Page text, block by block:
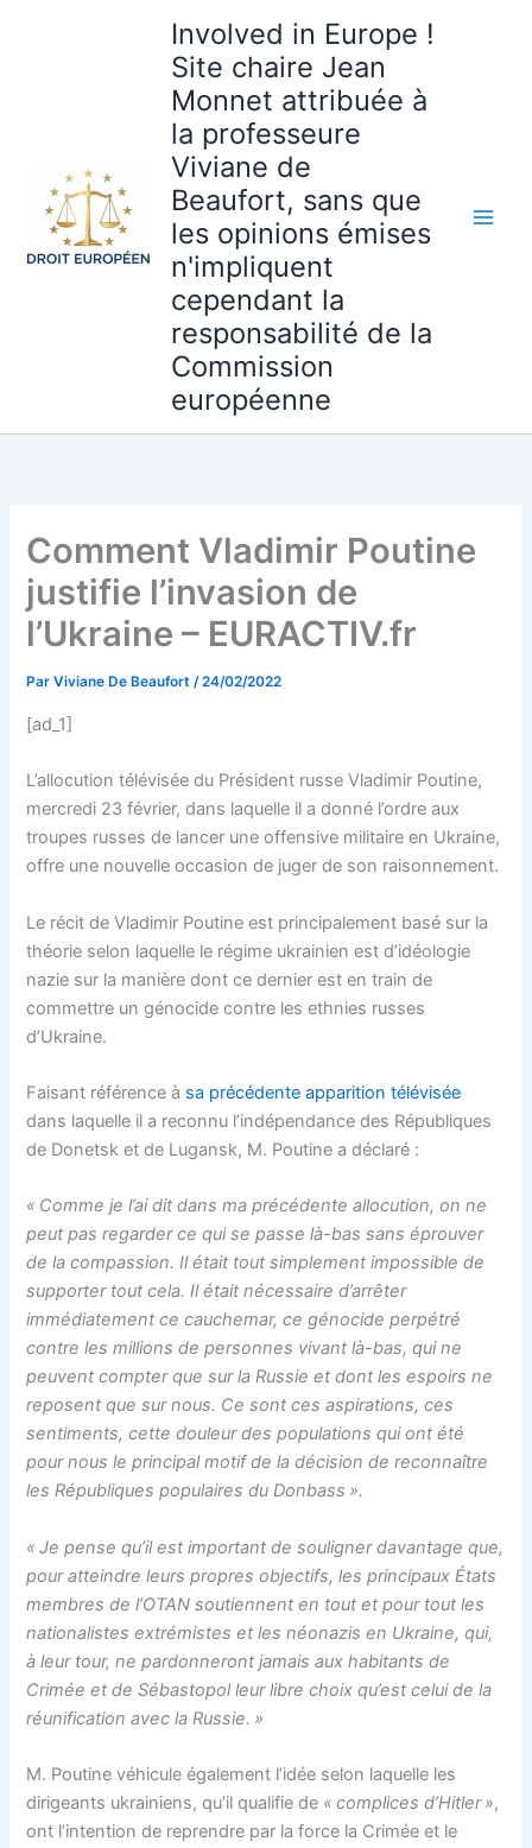
Involved in Europe !
Site chaire Jean
Monnet attribuée à
la professeure
Viviane de
Beaufort, sans que
les opinions émises
n'impliquent
cependant la
responsabilité de la
Commission
européenne
Comment Vladimir Poutine
justifie l’invasion de
l’Ukraine – EURACTIV.fr
ParViviane De Beaufort/24/02/2022
[ad_1]
L’allocution télévisée du Président russe Vladimir Poutine,
mercredi 23 février, dans laquelle il a donné l’ordre aux
troupes russes de lancer une offensive militaire en Ukraine,
offre une nouvelle occasion de juger de son raisonnement.
Le récit de Vladimir Poutine est principalement basé sur la
théorie selon laquelle le régime ukrainien estd’idéologie
nazie sur la manière dont ce dernier est en train de
commettre un génocide contre les ethnies russes
d’Ukraine.
Faisant référence à sa précédente apparition télévisée
dans laquelle il a reconnu l’indépendance des Républiques
de Donetsk et de Lugansk, M. Poutine a déclaré :
« Comme je l’ai dit dans ma précédente allocution, on ne
peut pas regarder ce qui se passe là-bas sans éprouver
de la compassion. Il était tout simplement impossible de
supporter tout cela. Il était nécessaire d’arrêter
immédiatement ce cauchemar, ce génocide perpétré
contre les millions de personnes vivant là-bas, qui ne
peuvent compter que sur la Russie et dont les espoirs ne
reposent que sur nous. Ce sont ces aspirations, ces
sentiments, cette douleur des populations qui ont été
pour nous le principal motif de la décision de reconnaître
les Républiques populaires du Donbass ».
« Je pense qu’il est important de souligner davantage que,
pour atteindre leurs propres objectifs, les principaux États
membres de l’OTAN soutiennent en tout et pour tout les
nationalistes extrémistes et les néonazis en Ukraine, qui,
à leur tour, ne pardonneront jamais aux habitants de
Crimée et de Sébastopol leur libre choix qu’est celui de la
réunification avec la Russie. »
M. Poutine véhicule également l’idée selon laquelle les
dirigeants ukrainiens, qu’il qualifie de « complices d’Hitler »,
ont l’intention de reprendre par la force la Crimée et le